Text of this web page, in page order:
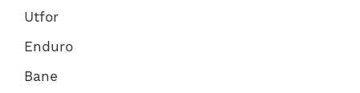
Utfor
Enduro
Bane